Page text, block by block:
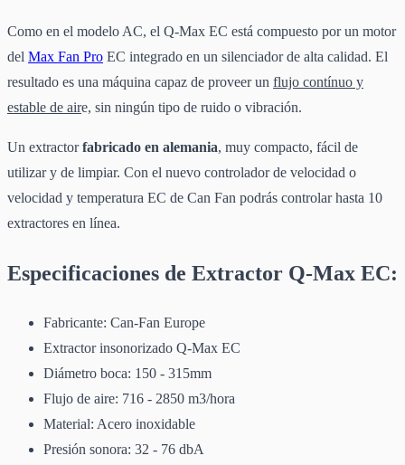
Como en el modelo AC, el Q-Max EC está compuesto por un motor
del Max Fan Pro EC integrado en un silenciador de alta calidad. El
resultado es una máquina capaz de proveer un flujo contínuo y
estable de aire, sin ningún tipo de ruido o vibración.
Un extractorfabricado en alemania, muy compacto, fácil de
utilizar y de limpiar. Con el nuevo controlador de velocidad o
velocidad y temperatura EC de Can Fan podrás controlar hasta 10
extractores en línea.
Especificaciones de Extractor Q-Max EC:
Fabricante: Can-Fan Europe
Extractor insonorizado Q-Max EC
Diámetro boca: 150 - 315mm
Flujo de aire: 716 - 2850 m3/hora
Material: Acero inoxidable
Presión sonora: 32 - 76 dbA